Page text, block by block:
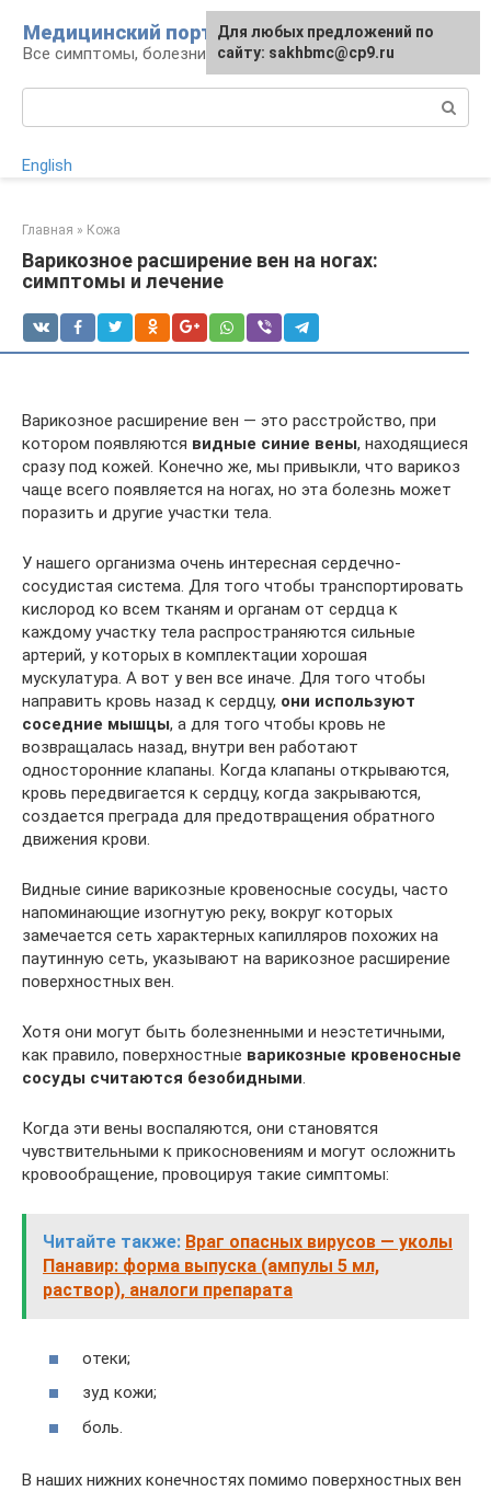
контенту
Медицинский портал
Все симптомы, болезни и их лечение
English
Главная » Кожа
Варикозное расширение вен на ногах:
симптомы и лечение
Варикозное расширение вен — это расстройство, при
котором появляются видные синие вены, находящиеся
сразу под кожей. Конечно же, мы привыкли, что варикоз
чаще всего появляется на ногах, но эта болезнь может
поразить и другие участки тела.
У нашего организма очень интересная сердечно-
сосудистая система. Для того чтобы транспортировать
кислород ко всем тканям и органам от сердца к
каждому участку тела распространяются сильные
артерий, у которых в комплектации хорошая
мускулатура. А вот у вен все иначе. Для того чтобы
направить кровь назад к сердцу, они используют
соседние мышцы, а для того чтобы кровь не
возвращалась назад, внутри вен работают
односторонние клапаны. Когда клапаны открываются,
кровь передвигается к сердцу, когда закрываются,
создается преграда для предотвращения обратного
движения крови.
Видные синие варикозные кровеносные сосуды, часто
напоминающие изогнутую реку, вокруг которых
замечается сеть характерных капилляров похожих на
паутинную сеть, указывают на варикозное расширение
поверхностных вен.
Хотя они могут быть болезненными и неэстетичными,
как правило, поверхностные варикозные кровеносные
сосуды считаются безобидными.
Когда эти вены воспаляются, они становятся
чувствительными к прикосновениям и могут осложнить
кровообращение, провоцируя такие симптомы:
Читайте также: Враг опасных вирусов — уколы
Панавир: форма выпуска (ампулы 5 мл,
раствор), аналоги препарата
отеки;
зуд кожи;
боль.
В наших нижних конечностях помимо поверхностных вен
Для любых предложений по
сайту: sakhbmc@cp9.ru